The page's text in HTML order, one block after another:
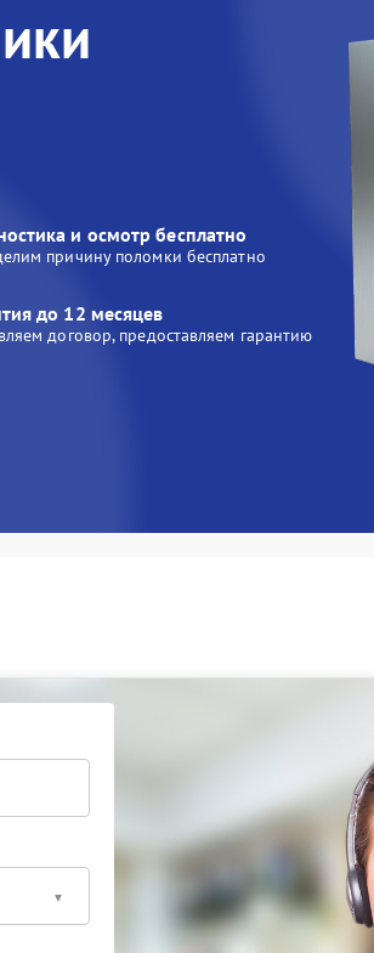
и осмотр бесплатно
причину поломки бесплатно
до 12 месяцев
договор, предоставляем гарантию